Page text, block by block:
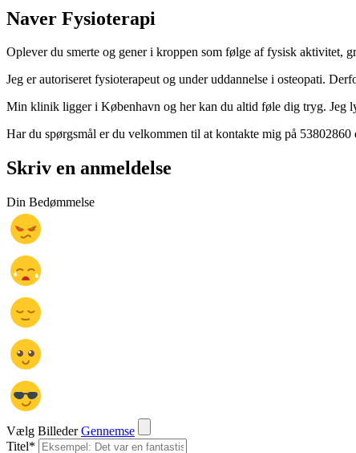
Naver Fysioterapi
Oplever du smerte og gener i kroppen som følge af fysisk aktivitet,
Jeg er autoriseret fysioterapeut og under uddannelse i osteopati.
Min klinik ligger i København og her kan du altid føle dig tryg. Jeg
Har du spørgsmål er du velkommen til at kontakte mig på
Skriv en anmeldelse
Din Bedømmelse
Vælg Billeder Gennemse
Titel*